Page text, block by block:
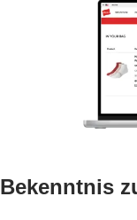
Bekenntnis